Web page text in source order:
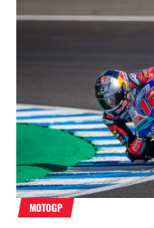
MOTOGP